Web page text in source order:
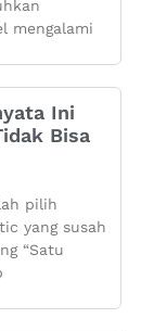
mengalami
Ini
Bisa
pilih
yang susah
“Satu